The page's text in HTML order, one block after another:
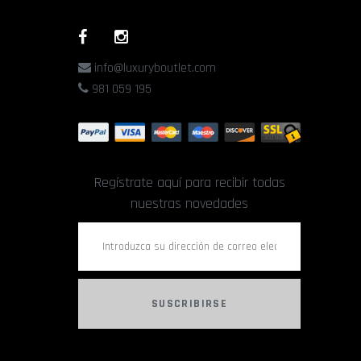
info@luxuryboutlet.com
981 059 195
Regístrate aquí para recibir todas
nuestras novedades
SUSCRIBIRSE